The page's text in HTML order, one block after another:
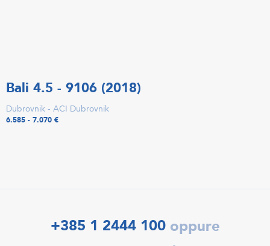
Bali 4.5 - 9106 (2018)
Dubrovnik - ACI Dubrovnik
6.585 - 7.070 €
+385 1 2444 100 oppure